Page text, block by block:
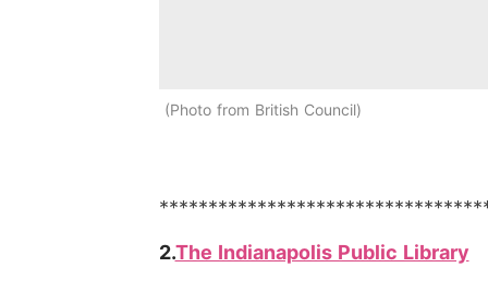
Photo from British Council
2.The Indianapolis Public Library